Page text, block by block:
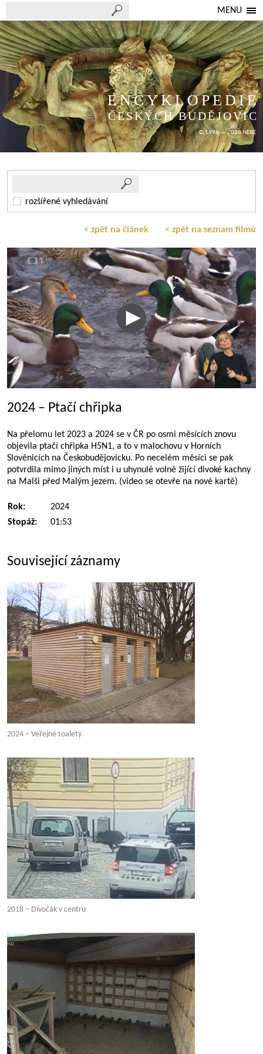
MENU
ENCYKLOPEDIE
ČESKÝCH BUDĚJOVIC
© 1998 — 2026 NEBE
rozšířené vyhledávání
< zpět na článek < zpět na seznam filmů
2024 – Ptačí chřipka
Na přelomu let 2023 a 2024 se v ČR po osmi měsících znovu
objevila ptačí chřipka H5N1, a to v malochovu v Horních
Slověnicích na Českobudějovicku. Po necelém měsíci se pak
potvrdila mimo jiných míst i u uhynulé volně žijící divoké kachny
na Malši před Malým jezem. (video se otevře na nové kartě)
Rok:
2024
Stopáž:
01:53
Související záznamy
2024 – Veřejné toalety
2018 – Divočák v centru